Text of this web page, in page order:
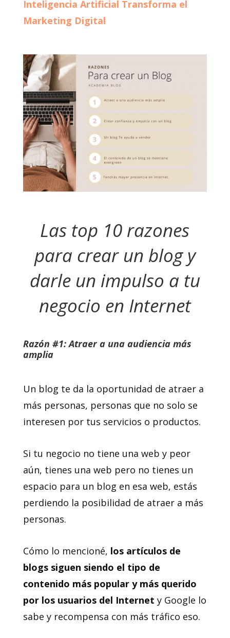
Inteligencia Artificial Transforma el
Marketing Digital
Las top 10 razones
para crear un blog y
darle un impulso a tu
negocio en Internet
Razón #1: Atraer a una audiencia más
amplia
Un blog te da la oportunidad de atraer a
más personas, personas que no solo se
interesen por tus servicios o productos.
Si tu negocio no tiene una web y peor
aún, tienes una web pero no tienes un
espacio para un blog en esa web, estás
perdiendo la posibilidad de atraer a más
personas.
Cómo lo mencioné, los artículos de
blogs siguen siendo el tipo de
contenido más popular y más querido
por los usuarios del Internet y Google lo
sabe y recompensa con más tráfico eso.